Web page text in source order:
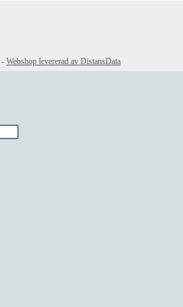
- Webshop levererad av DistansData